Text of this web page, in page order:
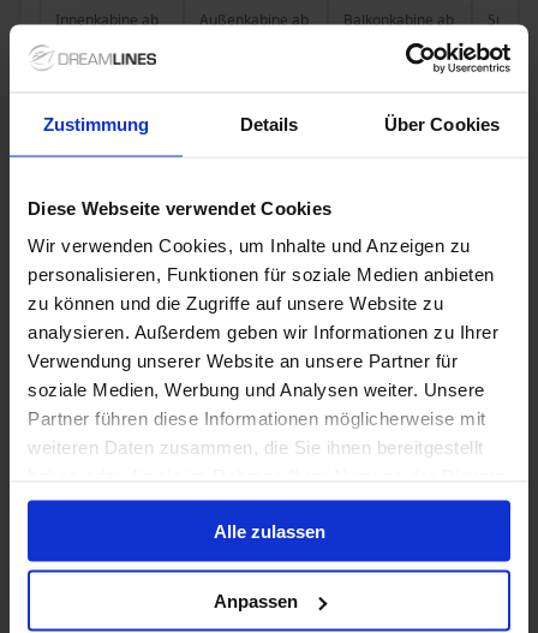
Zustimmung Details Über Cookies
Diese Webseite verwendet Cookies
Wir verwenden Cookies, um Inhalte und Anzeigen zu
personalisieren, Funktionen für soziale Medien anbieten
zu können und die Zugriffe auf unsere Website zu
analysieren. Außerdem geben wir Informationen zu Ihrer
Verwendung unserer Website an unsere Partner für
soziale Medien, Werbung und Analysen weiter. Unsere
Partner führen diese Informationen möglicherweise mit
weiteren Daten zusammen, die Sie ihnen bereitgestellt
gesammelt haben.
Alle zulassen
Anpassen
Innenkabineab
531 €
Außenkabineab Balkonkabineab
p. P.
Suite
1.255 €
Nur Kreuzfahrt
USA auf der Sun Princess
Ab / An Fort Lauderdale
Sun Princess
Vollpension
Sail & Enjoy: bis zu 600 USD Bordguthaben pro Kabine
Bis zu 74 € Bordguthaben
557 € 686 €
879 €
936 €
Suite